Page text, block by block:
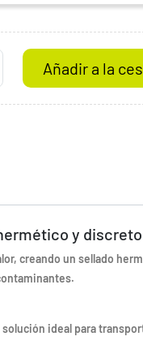
Añadir a la
y discreto
creando un sellado
ideal para